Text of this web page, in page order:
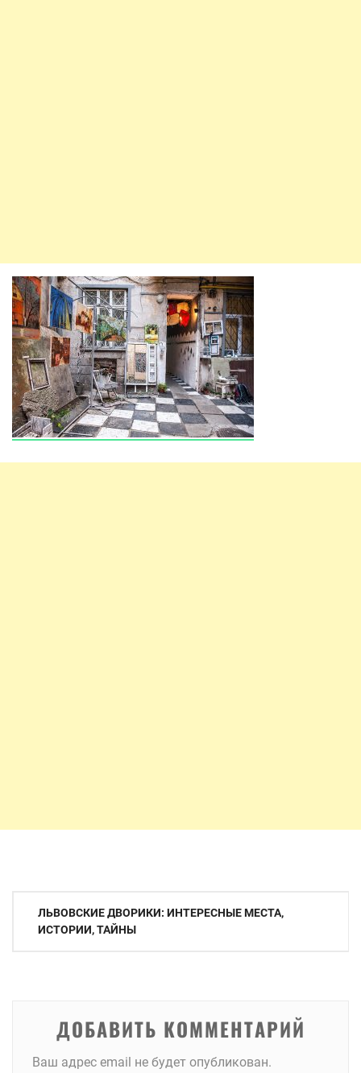
Навигация
ЛЬВОВСКИЕ ДВОРИКИ: ИНТЕРЕСНЫЕ МЕСТА,
ИСТОРИИ, ТАЙНЫ
ДОБАВИТЬ КОММЕНТАРИЙ
Ваш адрес email не будет опубликован.